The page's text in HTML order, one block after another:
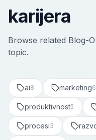
karijera
Browse related Blog-
topic.
ai8 marketing6
produktivnost5
procesi3